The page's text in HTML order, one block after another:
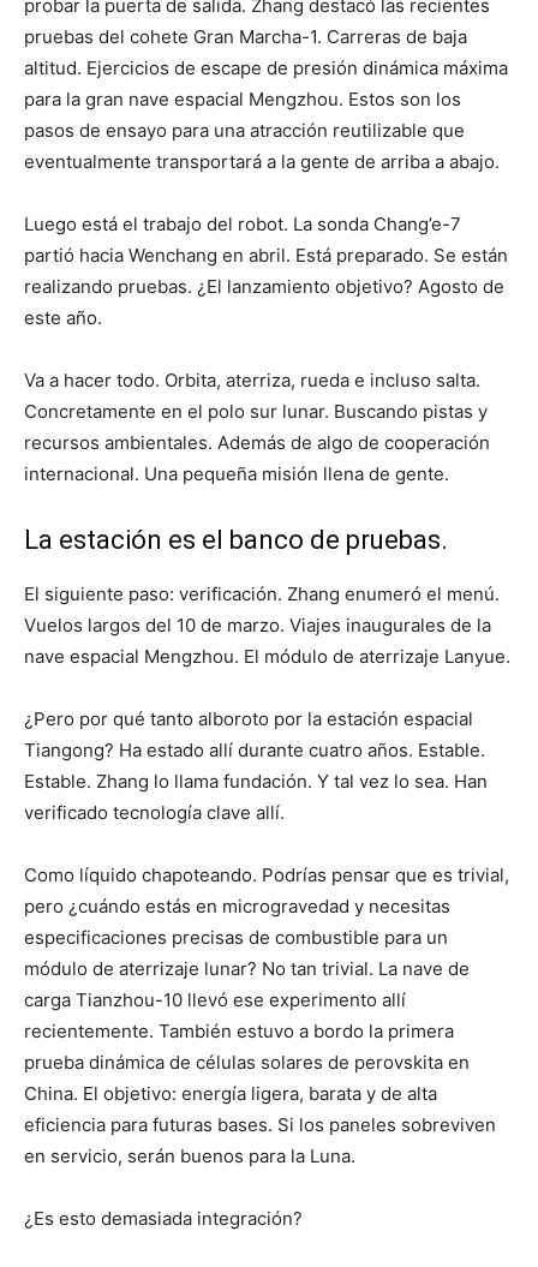
probar la puerta de salida. Zhang destacó las recientes
pruebas del cohete Gran Marcha-1. Carreras de baja
altitud. Ejercicios de escape de presión dinámica máxima
para la gran nave espacial Mengzhou. Estos son los
pasos de ensayo para una atracción reutilizable que
eventualmente transportará a la gente de arriba a abajo.
Luego está el trabajo del robot. La sonda Chang’e-7
partió hacia Wenchang en abril. Está preparado. Se están
realizando pruebas. ¿El lanzamiento objetivo? Agosto de
este año.
Va a hacer todo. Orbita, aterriza, rueda e incluso salta.
Concretamente en el polo sur lunar. Buscando pistas y
recursos ambientales. Además de algo de cooperación
internacional. Una pequeña misión llena de gente.
La estación es el banco de pruebas.
El siguiente paso: verificación. Zhang enumeró el menú.
Vuelos largos del 10 de marzo. Viajes inaugurales de la
nave espacial Mengzhou. El módulo de aterrizaje Lanyue.
¿Pero por qué tanto alboroto por la estación espacial
Tiangong? Ha estado allí durante cuatro años. Estable.
Estable. Zhang lo llama fundación. Y tal vez lo sea. Han
verificado tecnología clave allí.
Como líquido chapoteando. Podrías pensar que es trivial,
pero ¿cuándo estás en microgravedad y necesitas
especificaciones precisas de combustible para un
módulo de aterrizaje lunar? No tan trivial. La nave de
carga Tianzhou-10 llevó ese experimento allí
recientemente. También estuvo a bordo la primera
prueba dinámica de células solares de perovskita en
China. El objetivo: energía ligera, barata y de alta
eficiencia para futuras bases. Si los paneles sobreviven
en servicio, serán buenos para la Luna.
¿Es esto demasiada integración?